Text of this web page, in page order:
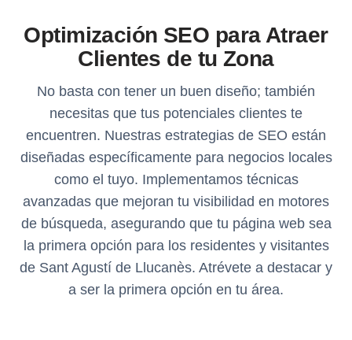
Optimización SEO para Atraer
Clientes de tu Zona
No basta con tener un buen diseño; también
necesitas que tus potenciales clientes te
encuentren. Nuestras estrategias de SEO están
diseñadas específicamente para negocios locales
como el tuyo. Implementamos técnicas
avanzadas que mejoran tu visibilidad en motores
de búsqueda, asegurando que tu página web sea
la primera opción para los residentes y visitantes
de Sant Agustí de Llucanès. Atrévete a destacar y
a ser la primera opción en tu área.